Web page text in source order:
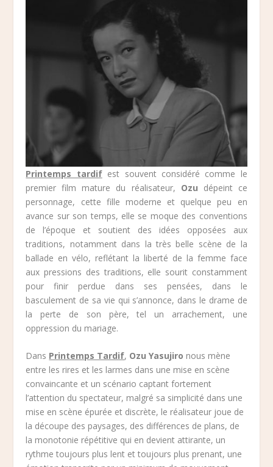
Printemps tardifest souvent considéré comme le
premier film mature du réalisateur, Ozu dépeint ce
personnage, cette fille moderne et quelque peu en
avance sur son temps, elle se moque des conventions
de l’époque et soutient des idées opposées aux
traditions, notamment dans la très belle scène de la
ballade en vélo, reflétant la liberté de la femme face
aux pressions des traditions, elle sourit constamment
pour finir perdue dans ses pensées, dans le
basculement de sa vie qui s’annonce, dans le drame de
la perte de son père, tel un arrachement, une
oppression du mariage.
Dans Printemps Tardif, Ozu Yasujiro nous mène
entre les rires et les larmes dans une mise en scène
convaincante et un scénario captant fortement
l’attention du spectateur, malgré sa simplicité dans une
mise en scène épurée et discrète, le réalisateur joue de
la découpe des paysages, des différences de plans, de
la monotonie répétitive qui en devient attirante, un
rythme toujours plus lent et toujours plus prenant, une